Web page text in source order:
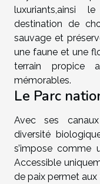
luxuriants,ainsi
destination de
sauvage et
une faune et une
terrain propice
mémorables.
Le Parc
Avec ses
diversité
s’impose comme
Accessible
de paix permet aux